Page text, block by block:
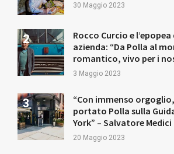
30 Maggio 2023
Rocco Curcio e
azienda: “Da Polla al
romantico, vivo per i
3 Maggio 2023
“Con immenso
portato Polla sulla
York” – Salvatore
20 Maggio 2023